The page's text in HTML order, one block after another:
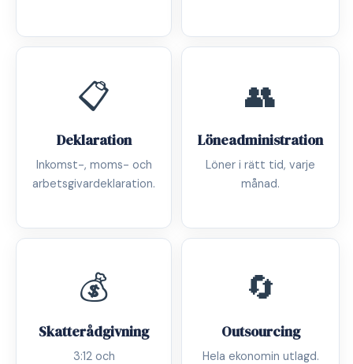
📋
Deklaration
Inkomst-, moms- och
arbetsgivardeklaration.
👥
Löneadministration
Löner i rätt tid, varje
månad.
💰
Skatterådgivning
3:12 och
🔄
Outsourcing
Hela ekonomin utlagd.